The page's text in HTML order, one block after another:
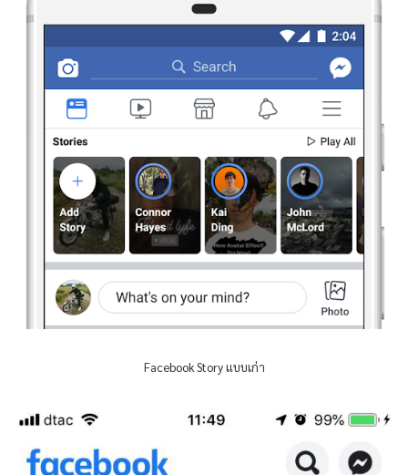
Facebook Story แบบเก่า